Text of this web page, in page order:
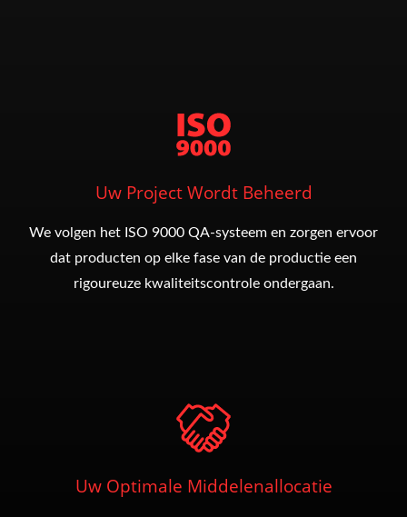
Uw Project Wordt Beheerd
We volgen het ISO 9000 QA-systeem en zorgen ervoor
dat producten op elke fase van de productie een
rigoureuze kwaliteitscontrole ondergaan.
Uw Optimale Middelenallocatie